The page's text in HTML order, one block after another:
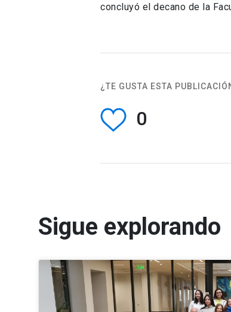
concluyó el decano de la
¿TE GUSTA ESTA
0
Sigue explorando